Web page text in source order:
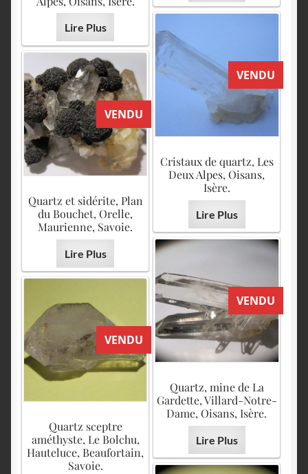
Lire Plus
VENDU
Cristaux de quartz, Les
Deux Alpes, Oisans,
Isère.
Lire Plus
VENDU
Quartz et sidérite, Plan
du Bouchet, Orelle,
Maurienne, Savoie.
Lire Plus
VENDU
Quartz, mine de La
Gardette, Villard-Notre-
Dame, Oisans, Isère.
Lire Plus
VENDU
Quartz sceptre
améthyste, Le Bolchu,
Hauteluce, Beaufortain,
Savoie.